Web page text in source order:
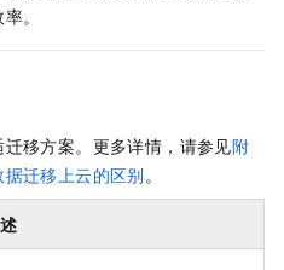
。
移方案。更多详情，请参见附
迁移上云的区别。